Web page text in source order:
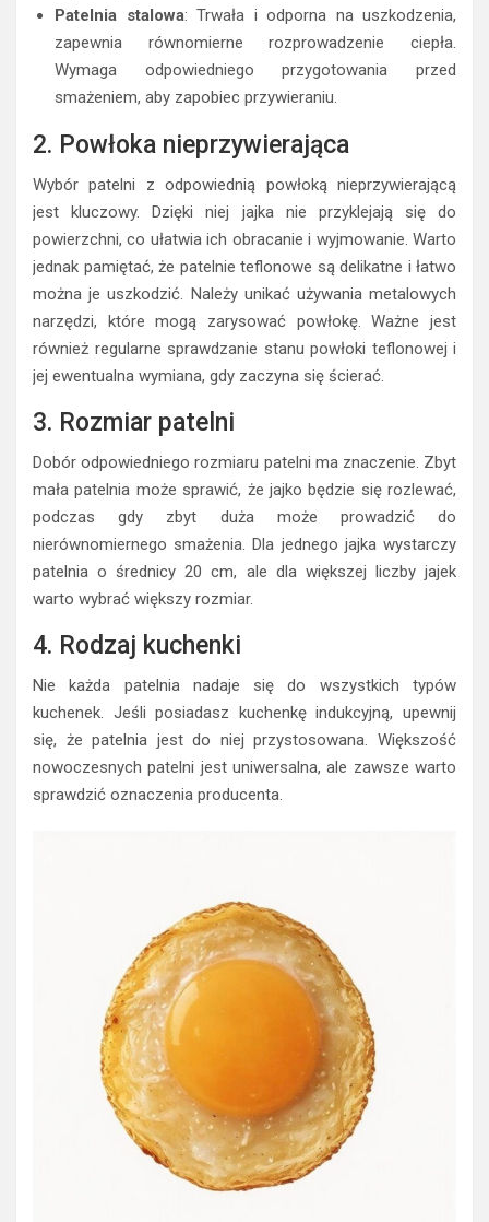
Patelnia stalowa: Trwała i odporna na uszkodzenia,
zapewnia równomierne rozprowadzenie ciepła.
Wymaga odpowiedniego przygotowania przed
smażeniem, aby zapobiec przywieraniu.
2. Powłoka nieprzywierająca
Wybór patelni z odpowiednią powłoką nieprzywierającą
jest kluczowy. Dzięki niej jajka nie przyklejają się do
powierzchni, co ułatwia ich obracanie i wyjmowanie. Warto
jednak pamiętać, że patelnie teflonowe są delikatne i łatwo
można je uszkodzić. Należy unikać używania metalowych
narzędzi, które mogą zarysować powłokę. Ważne jest
również regularne sprawdzanie stanu powłoki teflonowej i
jej ewentualna wymiana, gdy zaczyna się ścierać.
3. Rozmiar patelni
Dobór odpowiedniego rozmiaru patelni ma znaczenie. Zbyt
mała patelnia może sprawić, że jajko będzie się rozlewać,
podczas gdy zbyt duża może prowadzić do
nierównomiernego smażenia. Dla jednego jajka wystarczy
patelnia o średnicy 20 cm, ale dla większej liczby jajek
warto wybrać większy rozmiar.
4. Rodzaj kuchenki
Nie każda patelnia nadaje się do wszystkich typów
kuchenek. Jeśli posiadasz kuchenkę indukcyjną, upewnij
się, że patelnia jest do niej przystosowana. Większość
nowoczesnych patelni jest uniwersalna, ale zawsze warto
sprawdzić oznaczenia producenta.